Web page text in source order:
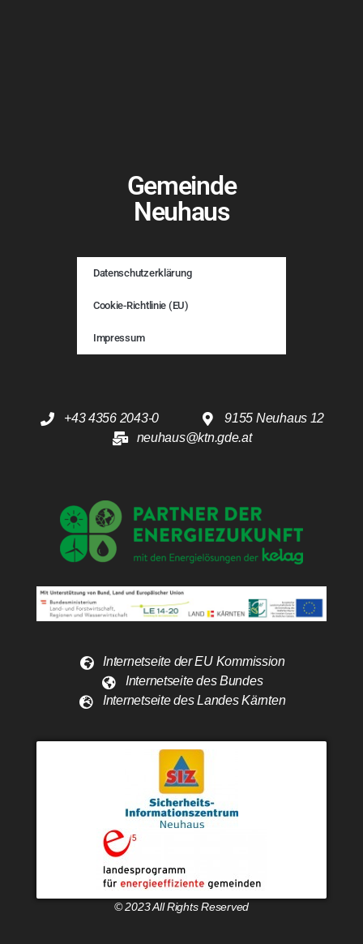
Gemeinde
Neuhaus
Datenschutzerklärung
Cookie-Richtlinie (EU)
Impressum
+43 4356 2043-0
9155 Neuhaus 12
neuhaus@ktn.gde.at
Internetseite der EU Kommission
Internetseite des Bundes
Internetseite des Landes Kärnten
© 2023 All Rights Reserved